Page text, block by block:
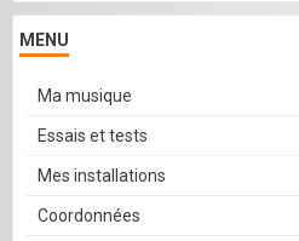
MENU
Ma musique
Essais et tests
Mes installations
Coordonnées